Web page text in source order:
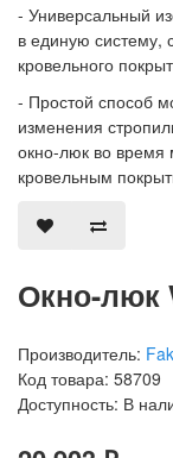
- Универсальный
в единую систему,
кровельного
- Простой способ
изменения
окно-люк во время
кровельным
Окно-люк
Производитель:
Код товара: 58709
Доступность: В